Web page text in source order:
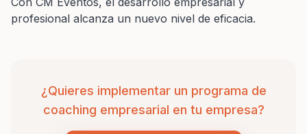
profesional alcanza un nuevo nivel de eficacia.
¿Quieres implementar un programa de
coaching empresarial en tu empresa?